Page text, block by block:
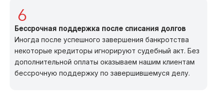
Бессрочная поддержка после списания долгов
Иногда после успешного завершения банкротства
некоторые кредиторы игнорируют судебный акт. Без
дополнительной оплаты оказываем нашим клиентам
бессрочную поддержку по завершившемуся делу.